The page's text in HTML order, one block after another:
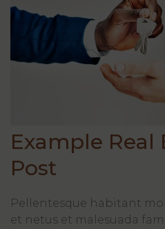
Example Real
Post
Pellentesque habitant
et netus et malesuada